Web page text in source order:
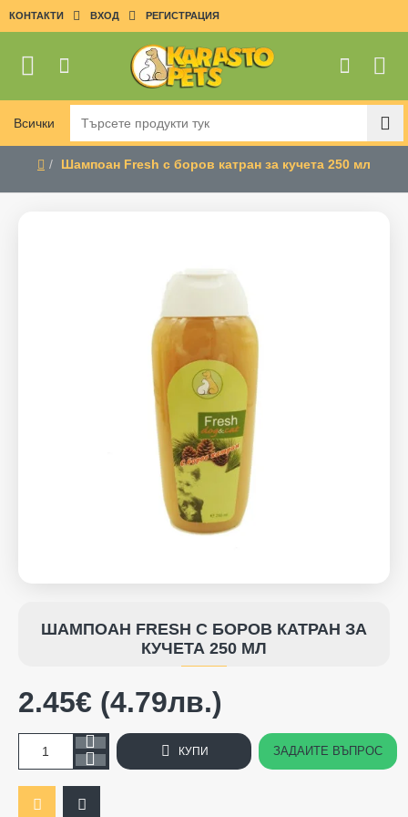
КОНТАКТИ ВХОД РЕГИСТРАЦИЯ
Всички
Търсете
продукти
Шампоан Fresh с боров катран за кучета 250 мл
ШАМПОАН FRESH С БОРОВ КАТРАН ЗА
КУЧЕТА 250 МЛ
2.45€ (4.79лв.)
КУПИ ЗАДАЙТЕ ВЪПРОС